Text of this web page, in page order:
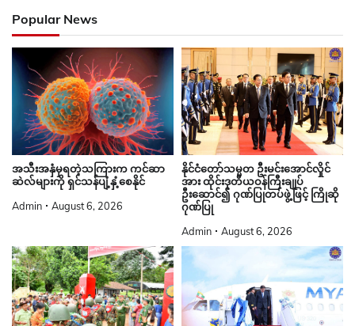
Popular News
အသီးအနှံမှရတဲ့သကြားက ကင်ဆာ
ဆဲလ်များကို ရှင်သန်ပျံ့နှံ့စေနိုင်
Admin August 6, 2026
နိုင်ငံတော်သမ္မတ ဦးမင်းအောင်လှိုင်
အား ထိုင်းဒုတိယဝန်ကြီးချုပ်
ဦးဆောင်၍ ဂုဏ်ပြုတပ်ဖွဲ့ဖြင့် ကြိုဆို
ဂုဏ်ပြု
Admin August 6, 2026